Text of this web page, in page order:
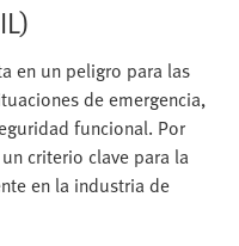
en un peligro para las
de emergencia,
funcional. Por
criterio clave para la
en la industria de